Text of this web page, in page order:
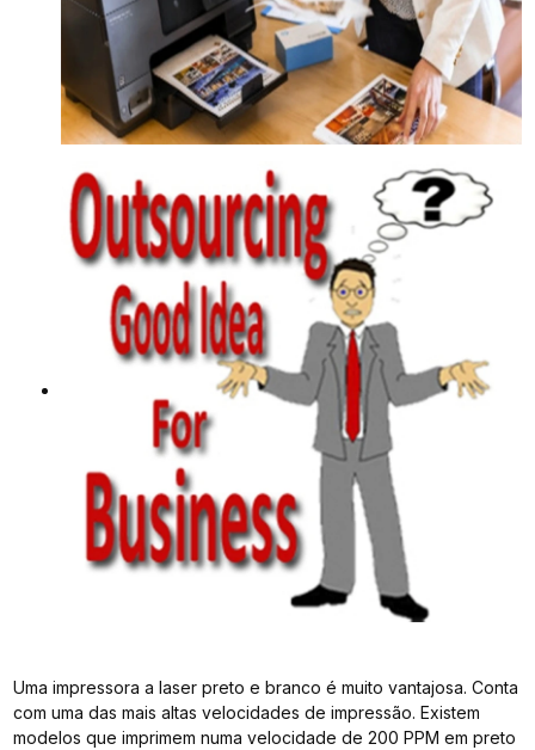
Uma impressora a laser preto e branco é muito vantajosa. Conta
com uma das mais altas velocidades de impressão. Existem
modelos que imprimem numa velocidade de 200 PPM em preto